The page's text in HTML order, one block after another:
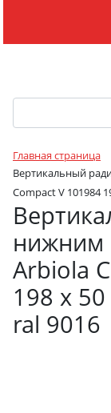
Главная страница
Вертикальный
Compact V 101984
нижним
Arbiola
198 х
ral 9016